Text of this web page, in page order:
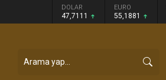
DOLAR
47,7111
EURO
55,1881